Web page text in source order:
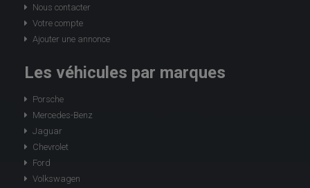
Nous contacter
Votre compte
Ajouter une annonce
Les véhicules par marques
Porsche
Mercedes-Benz
Jaguar
Chevrolet
Ford
Volkswagen